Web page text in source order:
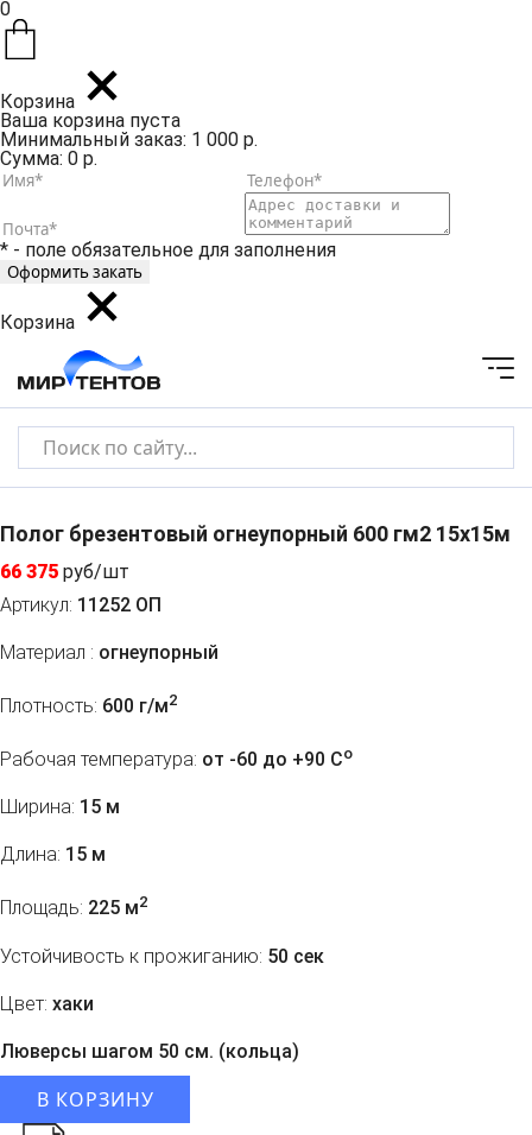
0
Корзина
Ваша корзина пуста
Минимальный заказ: 1 000 р.
Сумма: 0 р.
* - поле обязательное для заполнения
Корзина
Полог брезентовый огнеупорный 600 гм2 15x15м
66 375 руб/шт
Артикул: 11252 ОП
Материал : огнеупорный
Плотность: 600 г/м2
Рабочая температура: от -60 до +90 Co
Ширина: 15 м
Длина: 15 м
Площадь: 225 м2
Устойчивость к прожиганию: 50 сек
Цвет: хаки
Люверсы шагом 50 см. (кольца)
В КОРЗИНУ